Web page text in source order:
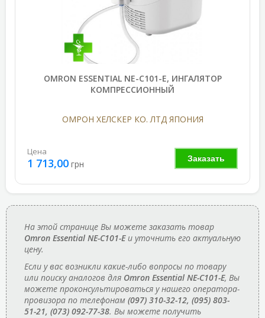
OMRON ESSENTIAL NE-C101-E, ИНГАЛЯТОР
КОМПРЕССИОННЫЙ
ОМРОН ХЕЛСКЕР КО. ЛТД ЯПОНИЯ
Заказать
Цена
1 713,00 грн
На этой странице Вы можете заказать товар
Omron Essential NE-C101-Eи уточнить его актуальную
цену.
Если у вас возникли какие-либо вопросы по товару
или поиску аналогов для Omron Essential NE-C101-E, Вы
можете проконсультироваться у нашего оператора-
провизора по телефонам (097) 310-32-12, (095) 803-
51-21, (073) 092-77-38. Вы можете получить